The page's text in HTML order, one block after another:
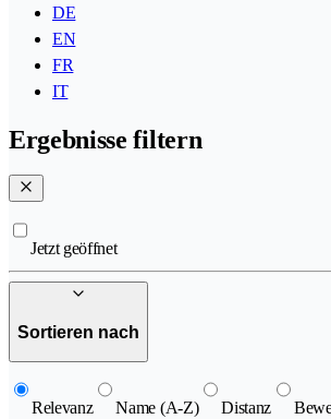
DE
EN
FR
IT
Ergebnisse filtern
Jetzt geöffnet
Sortieren nach
Relevanz Name (A-Z) Distanz